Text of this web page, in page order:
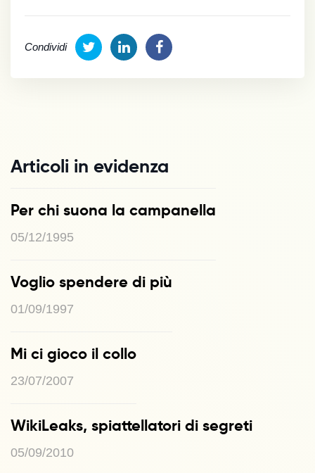
Condividi
Articoli in evidenza
Per chi suona la campanella
05/12/1995
Voglio spendere di più
01/09/1997
Mi ci gioco il collo
23/07/2007
WikiLeaks, spiattellatori di segreti
05/09/2010